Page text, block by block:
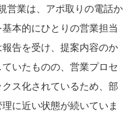
営業は、アポ取りの電話か
本的にひとりの営業担当
告を受け、提案内容のか
いたものの、営業プロセ
ス化されているため、部
に近い状態が続いていま